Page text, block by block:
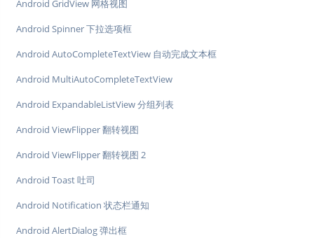
Android GridView 网格视图
Android Spinner 下拉选项框
Android AutoCompleteTextView 自动完成文本框
Android MultiAutoCompleteTextView
Android ExpandableListView 分组列表
Android ViewFlipper 翻转视图
Android ViewFlipper 翻转视图 2
Android Toast 吐司
Android Notification 状态栏通知
Android AlertDialog 弹出框